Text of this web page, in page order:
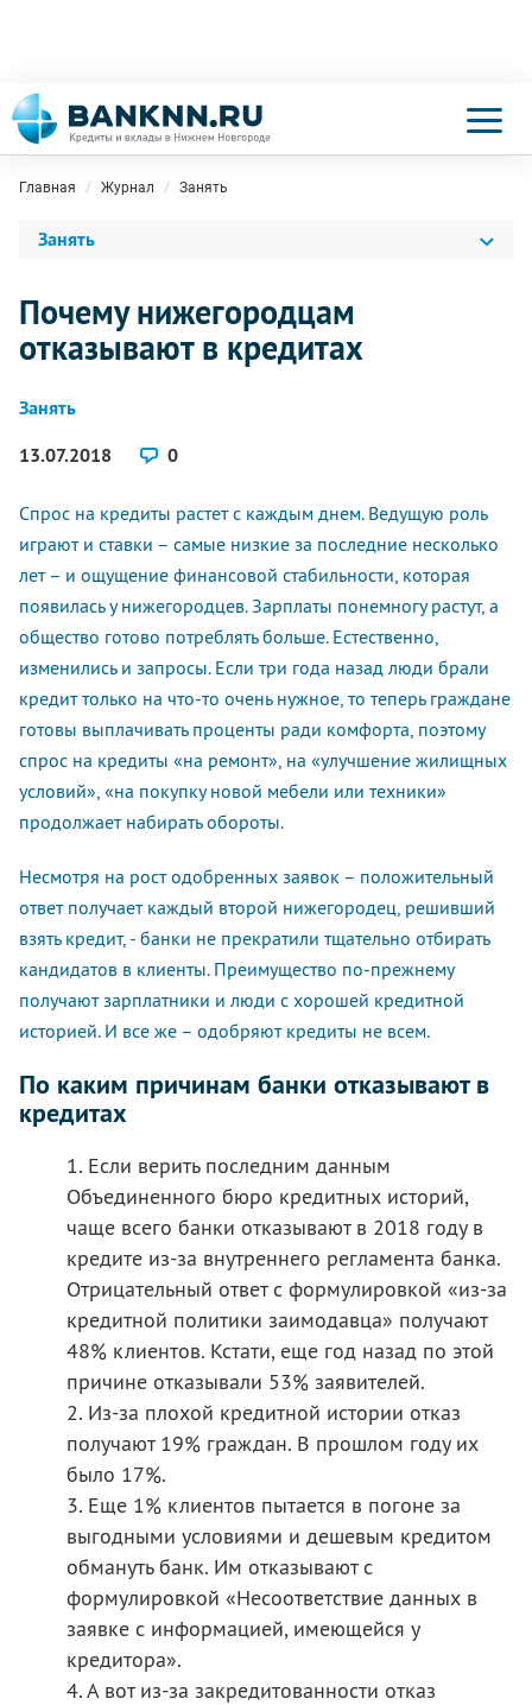
Главная Журнал Занять
Занять
Почему нижегородцам
отказывают в кредитах
Занять
13.07.2018
0
Спрос на кредиты растет с каждым днем. Ведущую роль
играют и ставки – самые низкие за последние несколько
лет – и ощущение финансовой стабильности, которая
появилась у нижегородцев. Зарплаты понемногу растут, а
общество готово потреблять больше. Естественно,
изменились и запросы. Если три года назад люди брали
кредит только на что-то очень нужное, то теперь граждане
готовы выплачивать проценты ради комфорта, поэтому
спрос на кредиты «на ремонт», на «улучшение жилищных
условий», «на покупку новой мебели или техники»
продолжает набирать обороты.
Несмотря на рост одобренных заявок – положительный
ответ получает каждый второй нижегородец, решивший
взять кредит, - банки не прекратили тщательно отбирать
кандидатов в клиенты. Преимущество по-прежнему
получают зарплатники и люди с хорошей кредитной
историей. И все же – одобряют кредиты не всем.
По каким причинам банки отказывают в
кредитах
1. Если верить последним данным
Объединенного бюро кредитных историй,
чаще всего банки отказывают в 2018 году в
кредите из-за внутреннего регламента банка.
Отрицательный ответ с формулировкой «из-за
кредитной политики заимодавца» получают
48% клиентов. Кстати, еще год назад по этой
причине отказывали 53% заявителей.
2. Из-за плохой кредитной истории отказ
получают 19% граждан. В прошлом году их
было 17%.
3. Еще 1% клиентов пытается в погоне за
выгодными условиями и дешевым кредитом
обмануть банк. Им отказывают с
формулировкой «Несоответствие данных в
заявке с информацией, имеющейся у
кредитора».
4. А вот из-за закредитованности отказ